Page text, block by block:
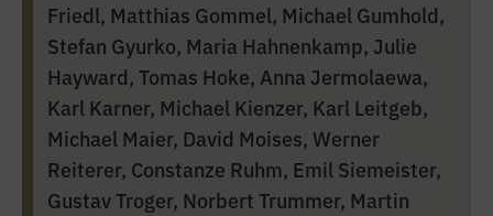
Friedl, Matthias Gommel, Michael Gumhold,
Stefan Gyurko, Maria Hahnenkamp, Julie
Hayward, Tomas Hoke, Anna Jermolaewa,
Karl Karner, Michael Kienzer, Karl Leitgeb,
Michael Maier, David Moises, Werner
Reiterer, Constanze Ruhm, Emil Siemeister,
Gustav Troger, Norbert Trummer, Martin